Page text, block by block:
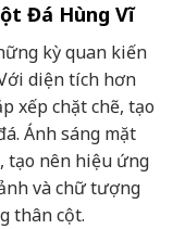
Đá Hùng Vĩ
kỳ quan kiến
diện tích hơn
xếp chặt chẽ, tạo
Ánh sáng mặt
tạo nên hiệu ứng
và chữ tượng
thân cột.